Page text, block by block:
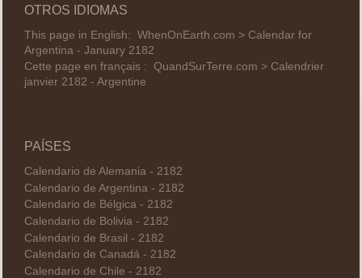
OTROS IDIOMAS
This page in English: WhenOnEarth.com > Calendar for
Argentina - January 2182
Cette page en français : QuandSurTerre.com > Calendrier
janvier 2182 - Argentine
PAÍSES
Calendario de Alemania - 2182
Calendario de Argentina - 2182
Calendario de Bélgica - 2182
Calendario de Bolivia - 2182
Calendario de Brasil - 2182
Calendario de Canadá - 2182
Calendario de Chile - 2182